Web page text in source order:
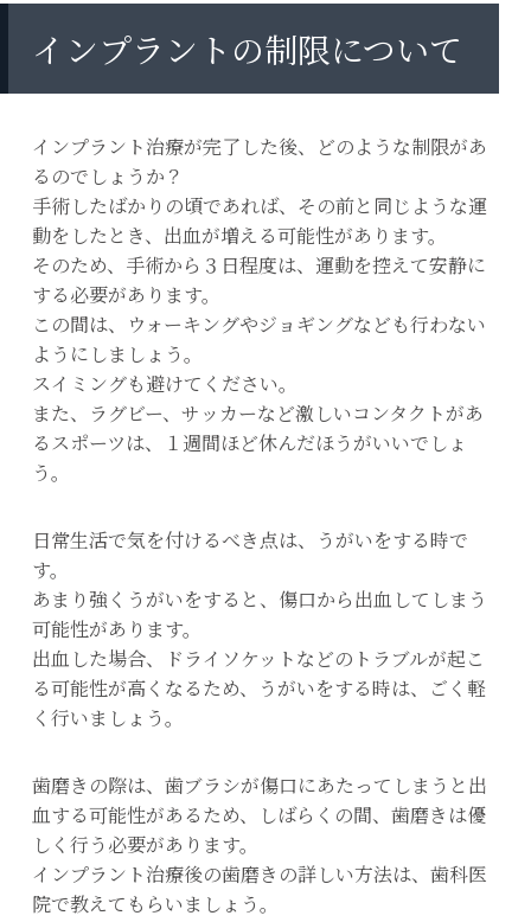
インプラントの制限について
インプラント治療が完了した後、どのような制限があ
るのでしょうか？
手術したばかりの頃であれば、その前と同じような運
動をしたとき、出血が増える可能性があります。
そのため、手術から３日程度は、運動を控えて安静に
する必要があります。
この間は、ウォーキングやジョギングなども行わない
ようにしましょう。
スイミングも避けてください。
また、ラグビー、サッカーなど激しいコンタクトがあ
るスポーツは、１週間ほど休んだほうがいいでしょ
う。
日常生活で気を付けるべき点は、うがいをする時で
す。
あまり強くうがいをすると、傷口から出血してしまう
可能性があります。
出血した場合、ドライソケットなどのトラブルが起こ
る可能性が高くなるため、うがいをする時は、ごく軽
く行いましょう。
歯磨きの際は、歯ブラシが傷口にあたってしまうと出
血する可能性があるため、しばらくの間、歯磨きは優
しく行う必要があります。
インプラント治療後の歯磨きの詳しい方法は、歯科医
院で教えてもらいましょう。